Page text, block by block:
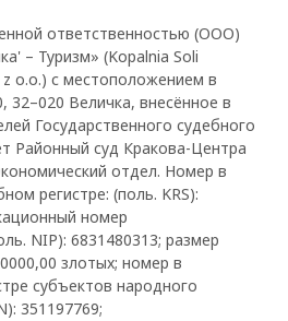
ответственностью (ООО)
– Туризм» (Kopalnia Soli
z o.o.) с местоположением в
32–020 Величка, внесённое в
Государственного судебного
Районный суд Кракова-Центра
отдел. Номер в
регистре: (поль. KRS):
номер
NIP): 6831480313; размер
злотых; номер в
субъектов народного
351197769;